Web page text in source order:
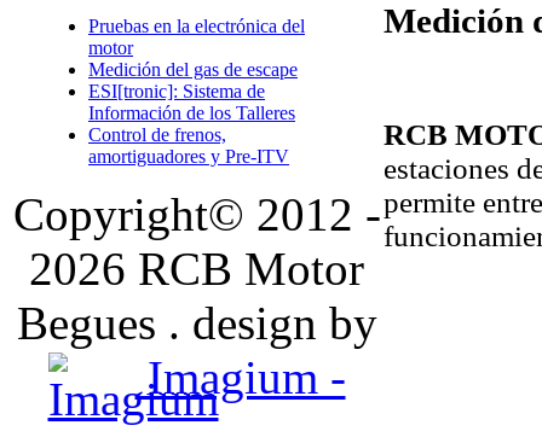
Pruebas en la electrónica del
motor
Medición del gas de escape
ESI[tronic]: Sistema de
Información de los Talleres
Control de frenos,
amortiguadores y Pre-ITV
Medición
RCB
estaciones
permite
Copyright© 2012 -
2026 RCB Motor
Begues . design by
Imagium -